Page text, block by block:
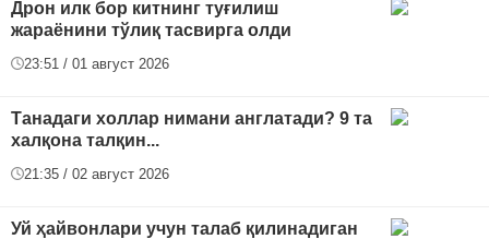
Дрон илк бор китнинг туғилиш
жараёнини тўлиқ тасвирга олди
23:51 / 01 август 2026
Танадаги холлар нимани англатади? 9 та
халқона талқин...
21:35 / 02 август 2026
Уй ҳайвонлари учун талаб қилинадиган